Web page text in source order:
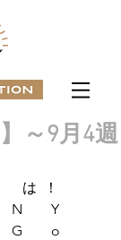
】～9月4週
　は  ！
N　　Y
　G　　o